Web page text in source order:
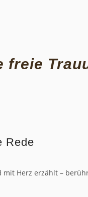
freie
Rede
Herz erzählt –